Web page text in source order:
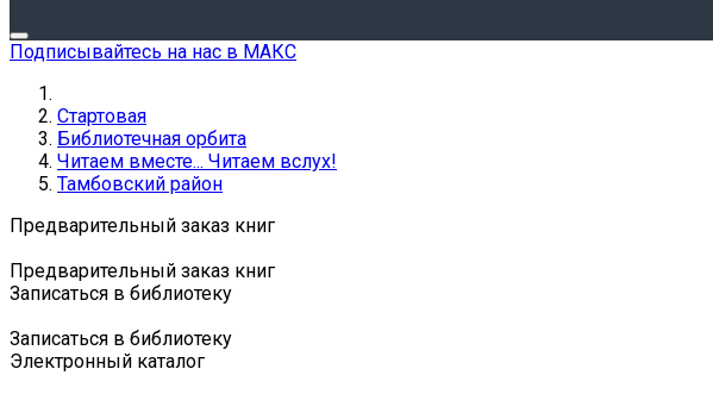
Подписывайтесь на нас в МАКС
Стартовая
Библиотечная орбита
Читаем вместе... Читаем вслух!
Тамбовский район
Предварительный заказ книг
Предварительный заказ книг
Записаться в библиотеку
Записаться в библиотеку
Электронный каталог